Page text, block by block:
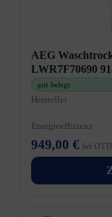
AEG
LWR7F70690
gut belegt
Hersteller
Energieeffizienz
949,00 € bei